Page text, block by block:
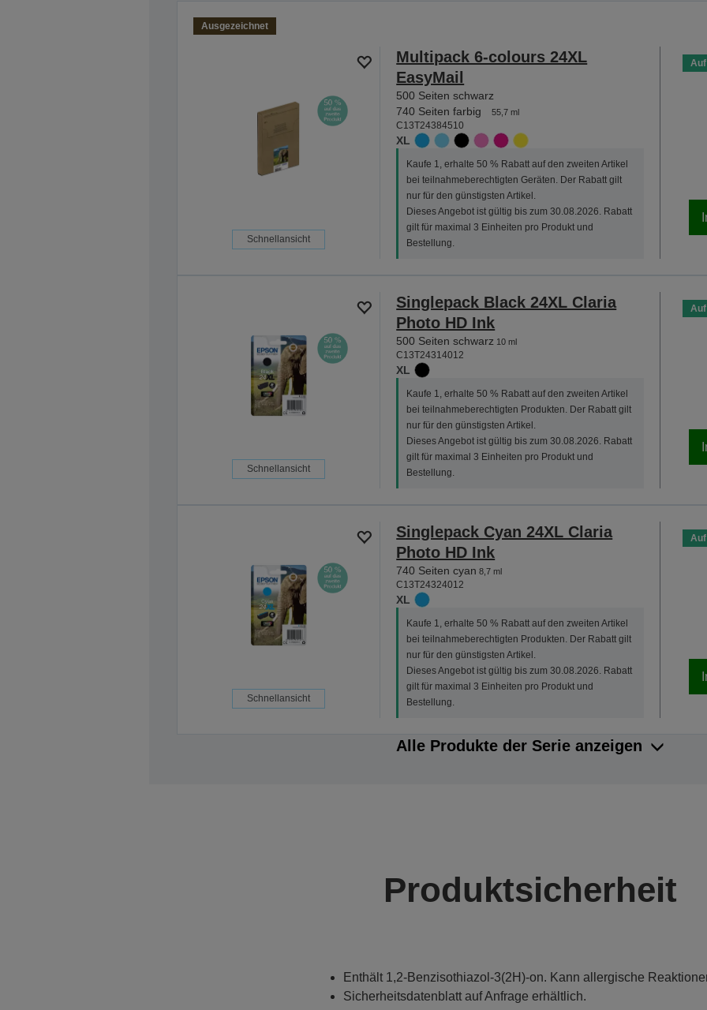
Ausgezeichnet
Schnellansicht
Multipack 6-colours 24XL
EasyMail
500 Seiten schwarz
740 Seiten farbig
55,7 ml
C13T24384510
XL
Kaufe 1, erhalte 50 % Rabatt auf den zweiten Artikel
bei teilnahmeberechtigten Geräten. Der Rabatt gilt
nur für den günstigsten Artikel.
Dieses Angebot ist gültig bis zum 30.08.2026. Rabatt
gilt für maximal 3 Einheiten pro Produkt und
Bestellung.
Schnellansicht
Singlepack Black 24XL Claria
Photo HD Ink
500 Seiten schwarz 10 ml
C13T24314012
XL
Kaufe 1, erhalte 50 % Rabatt auf den zweiten Artikel
bei teilnahmeberechtigten Produkten. Der Rabatt gilt
nur für den günstigsten Artikel.
Dieses Angebot ist gültig bis zum 30.08.2026. Rabatt
gilt für maximal 3 Einheiten pro Produkt und
Bestellung.
Schnellansicht
Singlepack Cyan 24XL Claria
Photo HD Ink
740 Seiten cyan 8,7 ml
C13T24324012
XL
Kaufe 1, erhalte 50 % Rabatt auf den zweiten Artikel
bei teilnahmeberechtigten Produkten. Der Rabatt gilt
nur für den günstigsten Artikel.
Dieses Angebot ist gültig bis zum 30.08.2026. Rabatt
gilt für maximal 3 Einheiten pro Produkt und
Bestellung.
Alle Produkte der Serie anzeigen
Produktsicherheit
Enthält 1,2-Benzisothiazol-3(2H)-on. Kann allergische
Sicherheitsdatenblatt auf Anfrage erhältlich.